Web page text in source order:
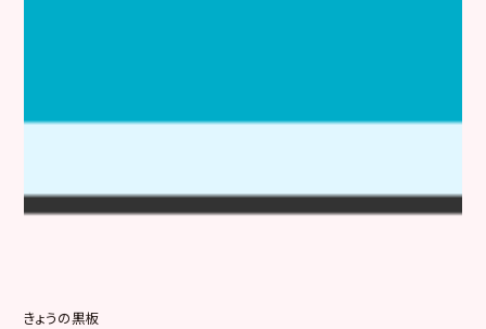
きょうの黒板